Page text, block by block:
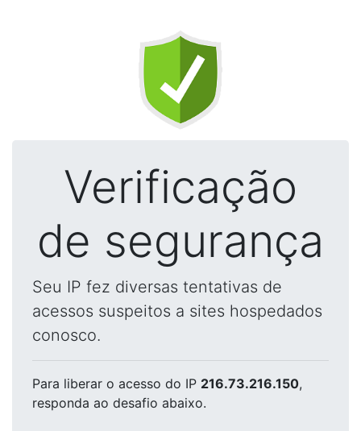
Verificação
de segurança
Seu IP fez diversas tentativas de
acessos suspeitos a sites hospedados
conosco.
Para liberar o acesso do IP 216.73.216.150,
responda ao desafio abaixo.